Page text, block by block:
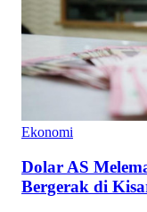
Ekonomi
Dolar AS
Bergerak di